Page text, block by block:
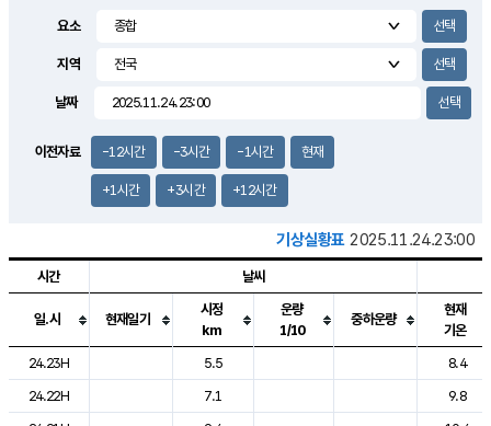
1.9m/s
요소
지역
날짜
이전자료 -12시간 -3시간 -1시간 현재
+1시간 +3시간 +12시간
기상실황표 2025.11.24.23:00
도시별 기상실황표로 지점, 날씨, 기온, 강수, 바람, 기압등을 안내한 표입
시간 날씨
일.시 현재일기
시정
km
운량
1/10
중하운량
현재
기온
24.23H
5.5
8.4
24.22H
7.1
9.8